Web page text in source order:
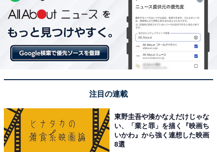
うです。
〇「場合によっては必要だと思う」派
く二次被害が起こる可能性がある為。（サービス 32
地方なのでメールやチャットが使いこなせない人が
注目の連載
東野圭吾や湊かなえだけじゃな
い、「業と罪」を描く『映画ち
いかわ』から強く連想した映画
8選